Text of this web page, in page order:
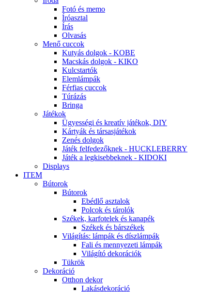
Fotó és memo
Íróasztal
Írás
Olvasás
Menő cuccok
Kutyás dolgok - KOBE
Macskás dolgok - KIKO
Kulcstartók
Elemlámpák
Férfias cuccok
Túrázás
Bringa
Játékok
Ügyességi és kreatív játékok, DIY
Kártyák és társasjátékok
Zenés dolgok
Játék felfedezőknek - HUCKLEBERRY
Játék a legkisebbeknek - KIDOKI
Displays
ITEM
Bútorok
Bútorok
Ebédlő asztalok
Polcok és tárolók
Székek, karfotelek és kanapék
Székek és bárszékek
Világítás: lámpák és díszlámpák
Fali és mennyezeti lámpák
Világító dekorációk
Tükrök
Dekoráció
Otthon dekor
Lakásdekoráció